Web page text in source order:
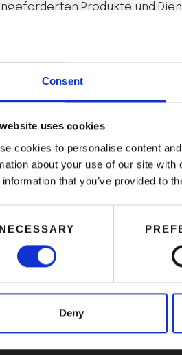
Consent
uses cookies
cookies to personalise content
about your use of our site
information that you’ve provided to
NECESSARY
Deny
Produkte und
weisen Sie auch darauf hin,